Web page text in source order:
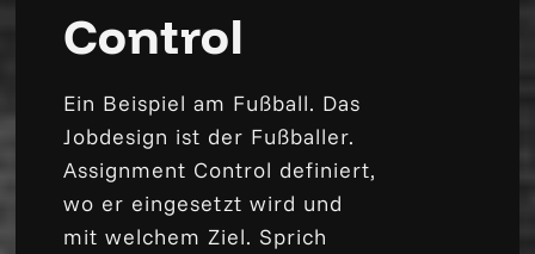
Control
Ein Beispiel am Fußball. Das
Jobdesign ist der Fußballer.
Assignment Control definiert,
wo er eingesetzt wird und
mit welchem Ziel. Sprich